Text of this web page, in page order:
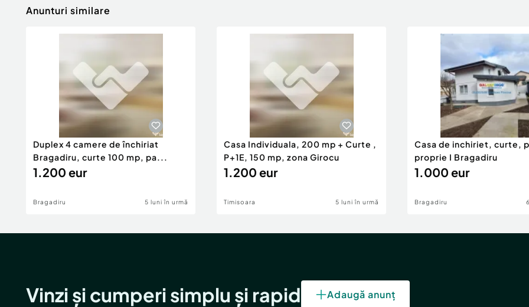
Anunturi similare
Duplex 4 camere de închiriat
Bragadiru, curte 100 mp, pa...
1.200 eur
Bragadiru 5 luni în urmă
Casa Individuala, 200 mp + Curte ,
P+1E, 150 mp, zona Girocu
1.200 eur
Timisoara 5 luni în urmă
Casa de inchiriet, curte,
proprie I Bragadiru
1.000 eur
Bragadiru
Vinzi și cumperi simplu și rapid Adaugă anunț